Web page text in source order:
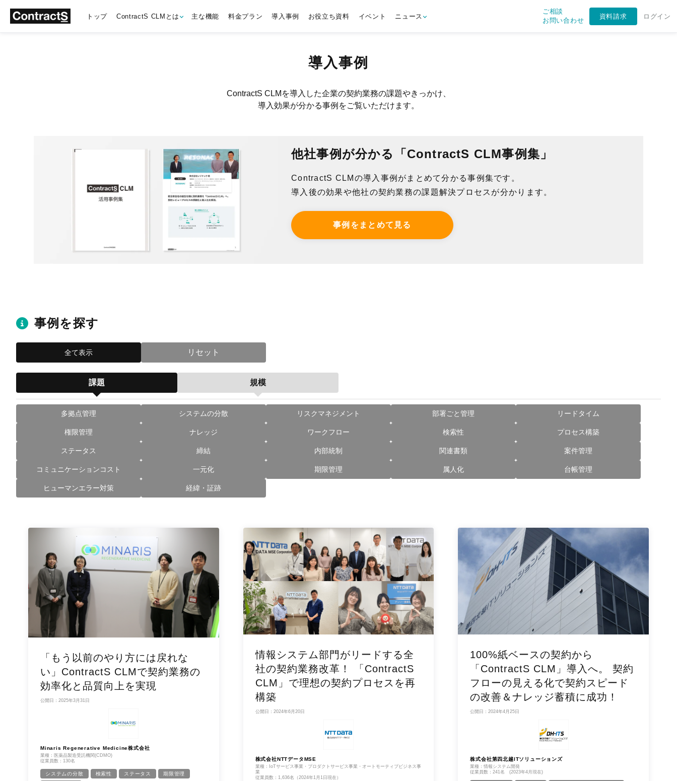
トップ ContractS CLMとは 主な機能 料金プラン 導入事例 お役立ち資料 イベント ニュース
ご相談
お問い合わせ
資料請求 ログイン
導入事例
ContractS CLMを導入した企業の契約業務の課題やきっかけ、
導入効果が分かる事例をご覧いただけます。
他社事例が分かる「ContractS CLM事例集」
ContractS CLMの導入事例がまとめて分かる事例集です。
導入後の効果や他社の契約業務の課題解決プロセスが分かります。
事例をまとめて見る
事例を探す
全て表示 リセット
課題 規模
多拠点管理 システムの分散 リスクマネジメント 部署ごと管理 リードタイム
権限管理 ナレッジ ワークフロー 検索性 プロセス構築
ステータス 締結 内部統制 関連書類 案件管理
コミュニケーションコスト 一元化 期限管理 属人化 台帳管理
ヒューマンエラー対策 経緯・証跡
「もう以前のやり方には戻れな
い」ContractS CLMで契約業務の
効率化と品質向上を実現
公開日：2025年3月31日
Minaris Regenerative Medicine株式会社
業種：医薬品製造受託機関(CDMO)
従業員数：130名
システムの分散 検索性 ステータス 期限管理
情報システム部門がリードする全
社の契約業務改革！ 「ContractS
CLM」で理想の契約プロセスを再
構築
公開日：2024年6月20日
株式会社NTTデータMSE
業種：IoTサービス事業・プロダクトサービス事業・オートモーティブビジネス事
業
従業員数：1,636名（2024年1月1日現在）
100%紙ベースの契約から
「ContractS CLM」導入へ。 契約
フローの見える化で契約スピード
の改善＆ナレッジ蓄積に成功！
公開日：2024年4月25日
株式会社第四北越ITソリューションズ
業種：情報システム開発
従業員数：241名 (2023年4月現在)